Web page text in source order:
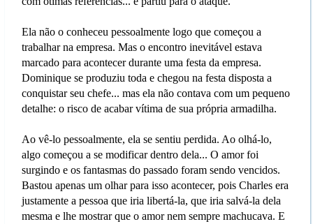
Ela não o conheceu pessoalmente logo que começou a
trabalhar na empresa. Mas o encontro inevitável estava
marcado para acontecer durante uma festa da empresa.
Dominique se produziu toda e chegou na festa disposta a
conquistar seu chefe... mas ela não contava com um pequeno
detalhe: o risco de acabar vítima de sua própria armadilha.
Ao vê-lo pessoalmente, ela se sentiu perdida. Ao olhá-lo,
algo começou a se modificar dentro dela... O amor foi
surgindo e os fantasmas do passado foram sendo vencidos.
Bastou apenas um olhar para isso acontecer, pois Charles era
justamente a pessoa que iria libertá-la, que iria salvá-la dela
mesma e lhe mostrar que o amor nem sempre machucava. E